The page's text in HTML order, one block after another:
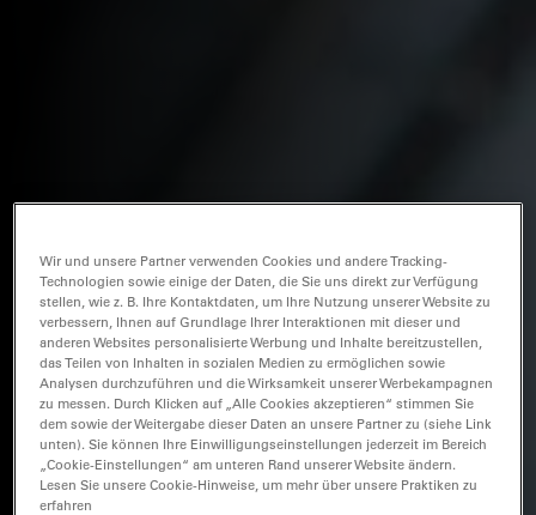
Wir und unsere Partner verwenden Cookies und andere Tracking-
Technologien sowie einige der Daten, die Sie uns direkt zur Verfügung
stellen, wie z. B. Ihre Kontaktdaten, um Ihre Nutzung unserer Website zu
verbessern, Ihnen auf Grundlage Ihrer Interaktionen mit dieser und
anderen Websites personalisierte Werbung und Inhalte bereitzustellen,
das Teilen von Inhalten in sozialen Medien zu ermöglichen sowie
Analysen durchzuführen und die Wirksamkeit unserer Werbekampagnen
zu messen. Durch Klicken auf „Alle Cookies akzeptieren“ stimmen Sie
dem sowie der Weitergabe dieser Daten an unsere Partner zu (siehe Link
unten). Sie können Ihre Einwilligungseinstellungen jederzeit im Bereich
„Cookie-Einstellungen“ am unteren Rand unserer Website ändern.
Lesen Sie unsere Cookie-Hinweise, um mehr über unsere Praktiken zu
erfahren